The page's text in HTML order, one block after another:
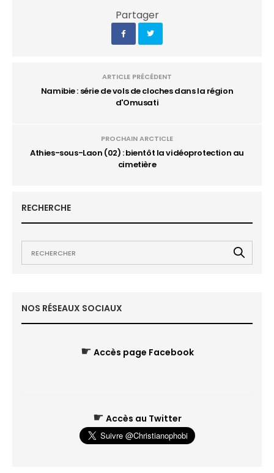
Partager
ARTICLE PRÉCÉDENT
Namibie : série de vols de cloches dans la région
d'Omusati
PROCHAIN ARCTICLE
Athies-sous-Laon (02) : bientôt la vidéoprotection au
cimetière
RECHERCHE
NOS RÉSEAUX SOCIAUX
☛ Accès page Facebook
☛ Accès au Twitter